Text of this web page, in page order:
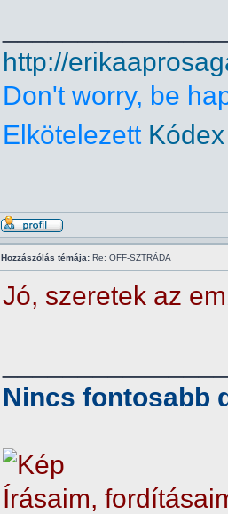
http://
Don't worry, be
Elkötelezett Kódex
Hozzászólás témája: Re: OFF-SZTRÁDA
Jó, szeretek az
Nincs fontosabb
Írásaim,